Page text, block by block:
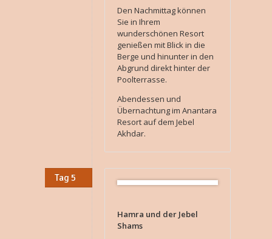
Den Nachmittag können
Sie in Ihrem
wunderschönen Resort
genießen mit Blick in die
Berge und hinunter in den
Abgrund direkt hinter der
Poolterrasse.
Abendessen und
Übernachtung im Anantara
Resort auf dem Jebel
Akhdar.
Tag 5
Hamra und der Jebel
Shams